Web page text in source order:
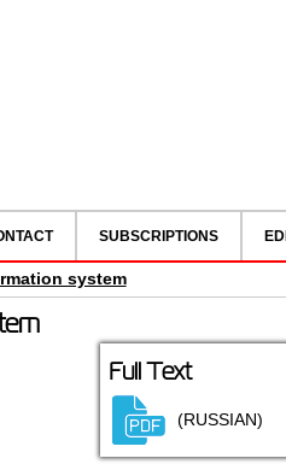
SUBSCRIPTIONS
system
Full Text
(RUSSIAN)